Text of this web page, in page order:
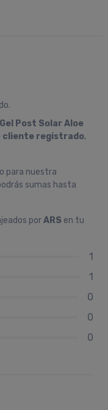
Post Solar Aloe
cliente registrado,
para nuestra
sumas hasta
porARS en tu
1
1
0
0
0